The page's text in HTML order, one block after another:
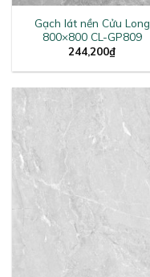
Gạch lát nền Cửu Long
800×800 CL-GP809
244,200₫